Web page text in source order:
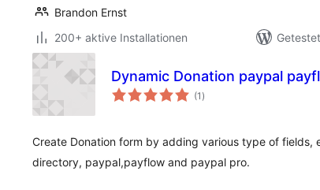
Brandon Ernst
200+ aktive Installationen
Dynamic Donation paypal
(1 Bewertungen
insgesamt
)
Create Donation form by adding various type of fields,
directory, paypal,payflow and paypal pro.